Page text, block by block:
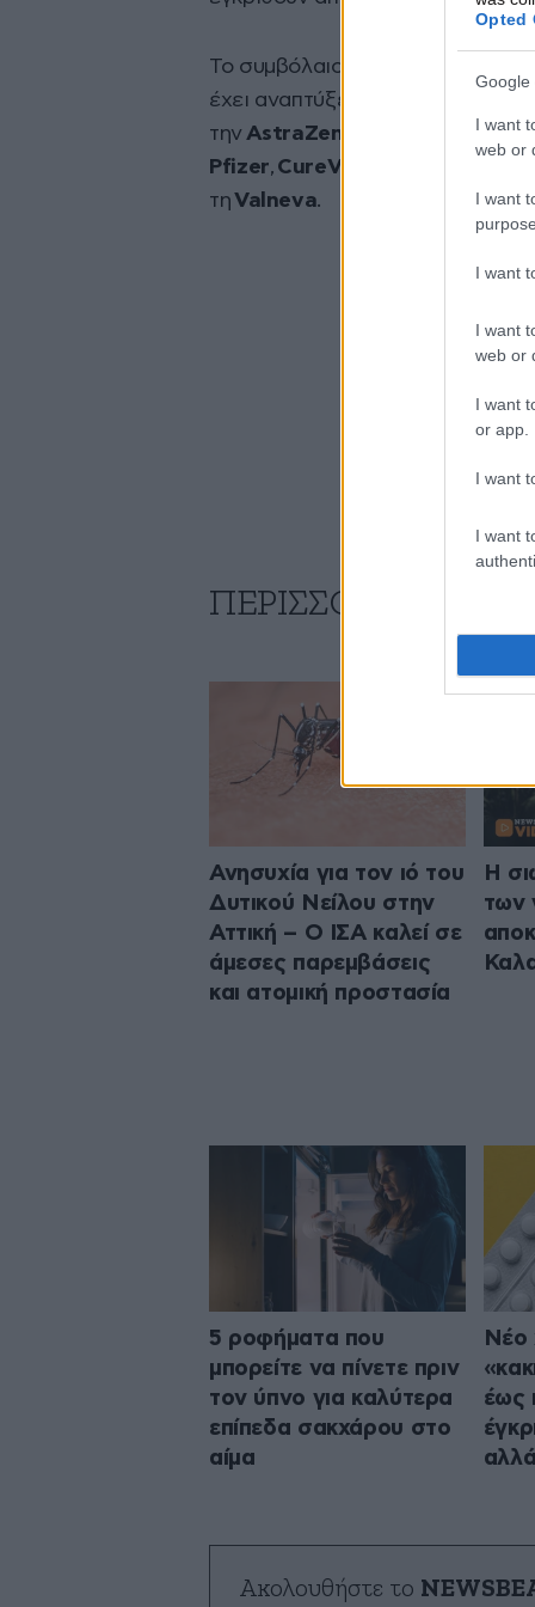
Opted
Google
I want
web or
I want
I want
I want
web or
I want
or app.
I want
I want
Το συμβόλαιο με τη Novavax
έχει αναπτύξει η Ευρωπαϊκή
την AstraZeneca Sanofi-GSK,
Pfizer, CureVac
τηValneva.
ΠΕΡΙΣΣΟΤΕΡΑ ΑΠΟ
Ανησυχία για τον ιό του
Δυτικού Νείλου στην
Αττική – Ο ΙΣΑ καλεί σε
άμεσες παρεμβάσεις
και ατομική προστασία
Η
των
5 ροφήματα που
μπορείτε να πίνετε πριν
τον ύπνο για καλύτερα
επίπεδα σακχάρου στο
αίμα
Νέο
έως
Ακολουθήστε το